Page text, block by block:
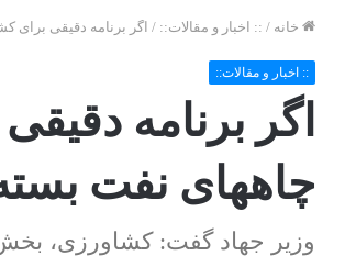
خانه / :: اخبار و مقالات:: / اگر برنامه دقیقی
:: اخبار و مقالات::
اگر برنامه
چاههای نفت
وزیر جهاد گفت: ‌کشاورزی، بخش